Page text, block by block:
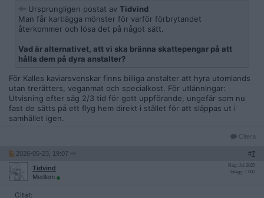
Ursprungligen postat av Tidvind
Man får kartlägga mönster för varför förbrytandet
återkommer och lösa det på något sätt.
Vad är alternativet, att vi ska bränna skattepengar på att
hålla dem på dyra anstalter?
För Kalles kaviarsvenskar finns billiga anstalter att hyra utomlands
utan trerätters, veganmat och specialkost. För utlänningar:
Utvisning efter säg 2/3 tid för gott uppförande, ungefär som nu
fast de sätts på ett flyg hem direkt i stället för att släppas ut i
samhället igen.
Citera
2026-05-23, 19:07 #7
Tidvind
Medlem
Reg: Jul 2025
Inlägg: 1 003
Citat: